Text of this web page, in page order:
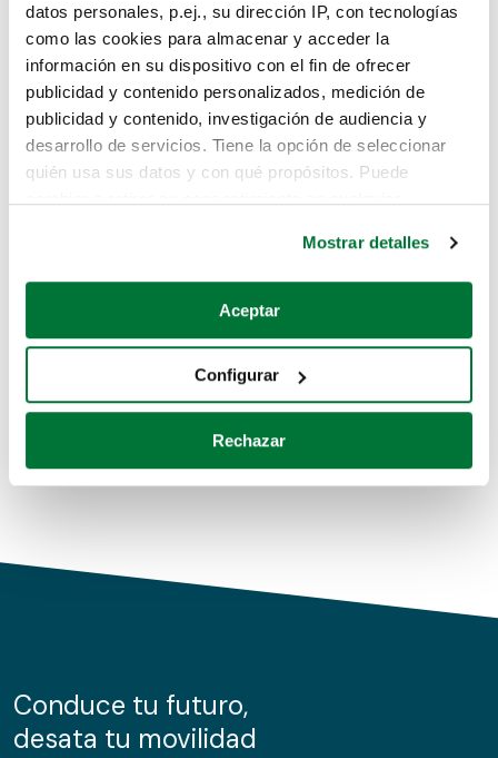
datos personales, p.ej., su dirección IP, con tecnologías
como las cookies para almacenar y acceder la
información en su dispositivo con el fin de ofrecer
publicidad y contenido personalizados, medición de
publicidad y contenido, investigación de audiencia y
desarrollo de servicios. Tiene la opción de seleccionar
quién usa sus datos y con qué propósitos. Puede
Si lo permite, también quisiéramos:
Recopilar información sobre su ubicación geográfica
Identificar su dispositivo analizándolo activamente
para buscar características específicas (huellas
Obtenga más información sobre cómo se procesan sus
de cookies.
información sobre el uso que haga del sitio web con
nuestros partners de redes sociales, publicidad y análisis
Mostrar detalles
Aceptar
Configurar
Rechazar
Lo sentimos, no sabemos como
te hemos traido hasta aquí.
Pero puedes encontrar el coche que estás
buscando en alguno de estos enlaces:
Coches de segunda mano
Coches de km0
Conduce tu futuro,
desata tu movilidad